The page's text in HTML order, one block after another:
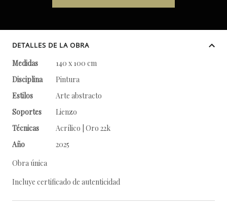
DETALLES DE LA OBRA
Medidas
140 x 100 cm
Disciplina
Pintura
Estilos
Arte abstracto
Soportes
Lienzo
Técnicas
Acrílico | Oro 22k
Año
2025
Obra única
Incluye certificado de autenticidad